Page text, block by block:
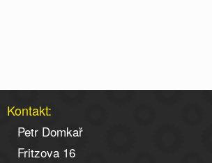
Kontakt:
Petr Domkař
Fritzova 16